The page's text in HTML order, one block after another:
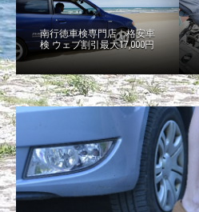
南行徳車検専門店｜格安車
検 ウェブ割引最大17,000円